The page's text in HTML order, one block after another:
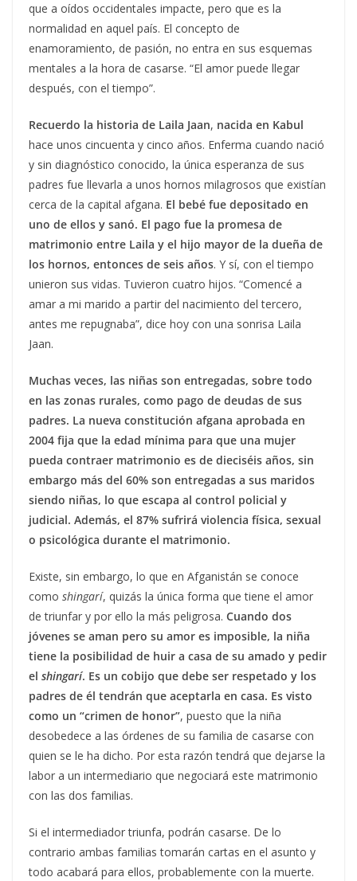
que a oídos occidentales impacte, pero que es la
normalidad en aquel país. El concepto de
enamoramiento, de pasión, no entra en sus esquemas
mentales a la hora de casarse. “El amor puede llegar
después, con el tiempo”.
Recuerdo la historia de Laila Jaan, nacida en Kabul
hace unos cincuenta y cinco años. Enferma cuando nació
y sin diagnóstico conocido, la única esperanza de sus
padres fue llevarla a unos hornos milagrosos que existían
cerca de la capital afgana. El bebé fue depositado en
uno de ellos y sanó. El pago fue la promesa de
matrimonio entre Laila y el hijo mayor de la dueña de
los hornos, entonces de seis años. Y sí, con el tiempo
unieron sus vidas. Tuvieron cuatro hijos. “Comencé a
amar a mi marido a partir del nacimiento del tercero,
antes me repugnaba”, dice hoy con una sonrisa Laila
Jaan.
Muchas veces, las niñas son entregadas, sobre todo
en las zonas rurales, como pago de deudas de sus
padres. La nueva constitución afgana aprobada en
2004 fija que la edad mínima para que una mujer
pueda contraer matrimonio es de dieciséis años, sin
embargo más del 60% son entregadas a sus maridos
siendo niñas, lo que escapa al control policial y
judicial. Además, el 87% sufrirá violencia física, sexual
o psicológica durante el matrimonio.
Existe, sin embargo, lo que en Afganistán se conoce
como shingarí, quizás la única forma que tiene el amor
de triunfar y por ello la más peligrosa. Cuando dos
jóvenes se aman pero su amor es imposible, la niña
tiene la posibilidad de huir a casa de su amado y pedir
el shingarí. Es un cobijo que debe ser respetado y los
padres de él tendrán que aceptarla en casa. Es visto
como un “crimen de honor”, puesto que la niña
desobedece a las órdenes de su familia de casarse con
quien se le ha dicho. Por esta razón tendrá que dejarse la
labor a un intermediario que negociará este matrimonio
con las dos familias.
Si el intermediador triunfa, podrán casarse. De lo
contrario ambas familias tomarán cartas en el asunto y
todo acabará para ellos, probablemente con la muerte.